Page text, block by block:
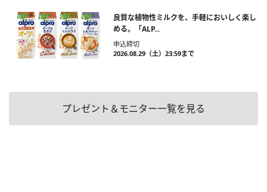
良質な植物性ミルクを、手軽においしく楽し
める。「ALP...
申込締切
2026.08.29（土）23:59まで
プレゼント＆モニター一覧を見る